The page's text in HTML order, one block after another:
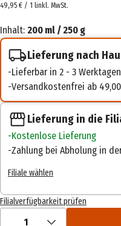
49,95 € / 1 linkl. MwSt.
Inhalt: 200 ml / 250 g
Lieferung nach
Lieferbar in 2 - 3 Werktagen
Versandkostenfrei ab
Lieferung in die
Kostenlose Lieferung
Zahlung bei Abholung in
Filiale wählen
Filialverfügbarkeit prüfen
1